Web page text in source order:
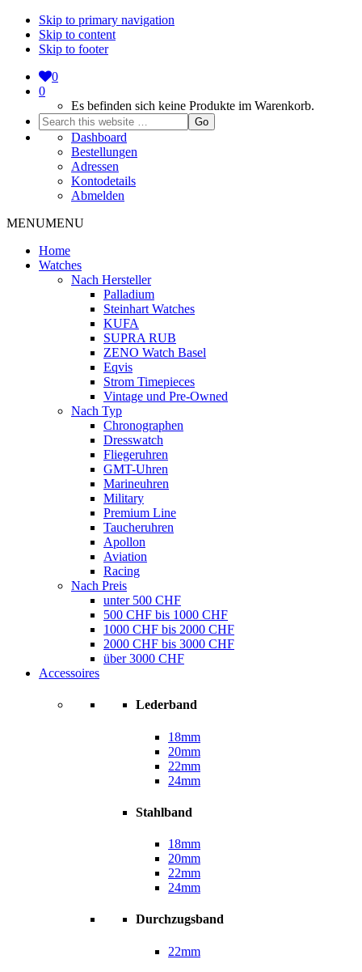
Skip to primary navigation
Skip to content
Skip to footer
0
0
Es befinden sich keine Produkte im Warenkorb.
Search
this
website
Dashboard
Bestellungen
Adressen
Kontodetails
Abmelden
MENUMENU
Home
Watches
Nach Hersteller
Palladium
Steinhart Watches
KUFA
SUPRA RUB
ZENO Watch Basel
Eqvis
Strom Timepieces
Vintage und Pre-Owned
Nach Typ
Chronographen
Dresswatch
Fliegeruhren
GMT-Uhren
Marineuhren
Military
Premium Line
Taucheruhren
Apollon
Aviation
Racing
Nach Preis
unter 500 CHF
500 CHF bis 1000 CHF
1000 CHF bis 2000 CHF
2000 CHF bis 3000 CHF
über 3000 CHF
Accessoires
Lederband
18mm
20mm
22mm
24mm
Stahlband
18mm
20mm
22mm
24mm
Durchzugsband
22mm